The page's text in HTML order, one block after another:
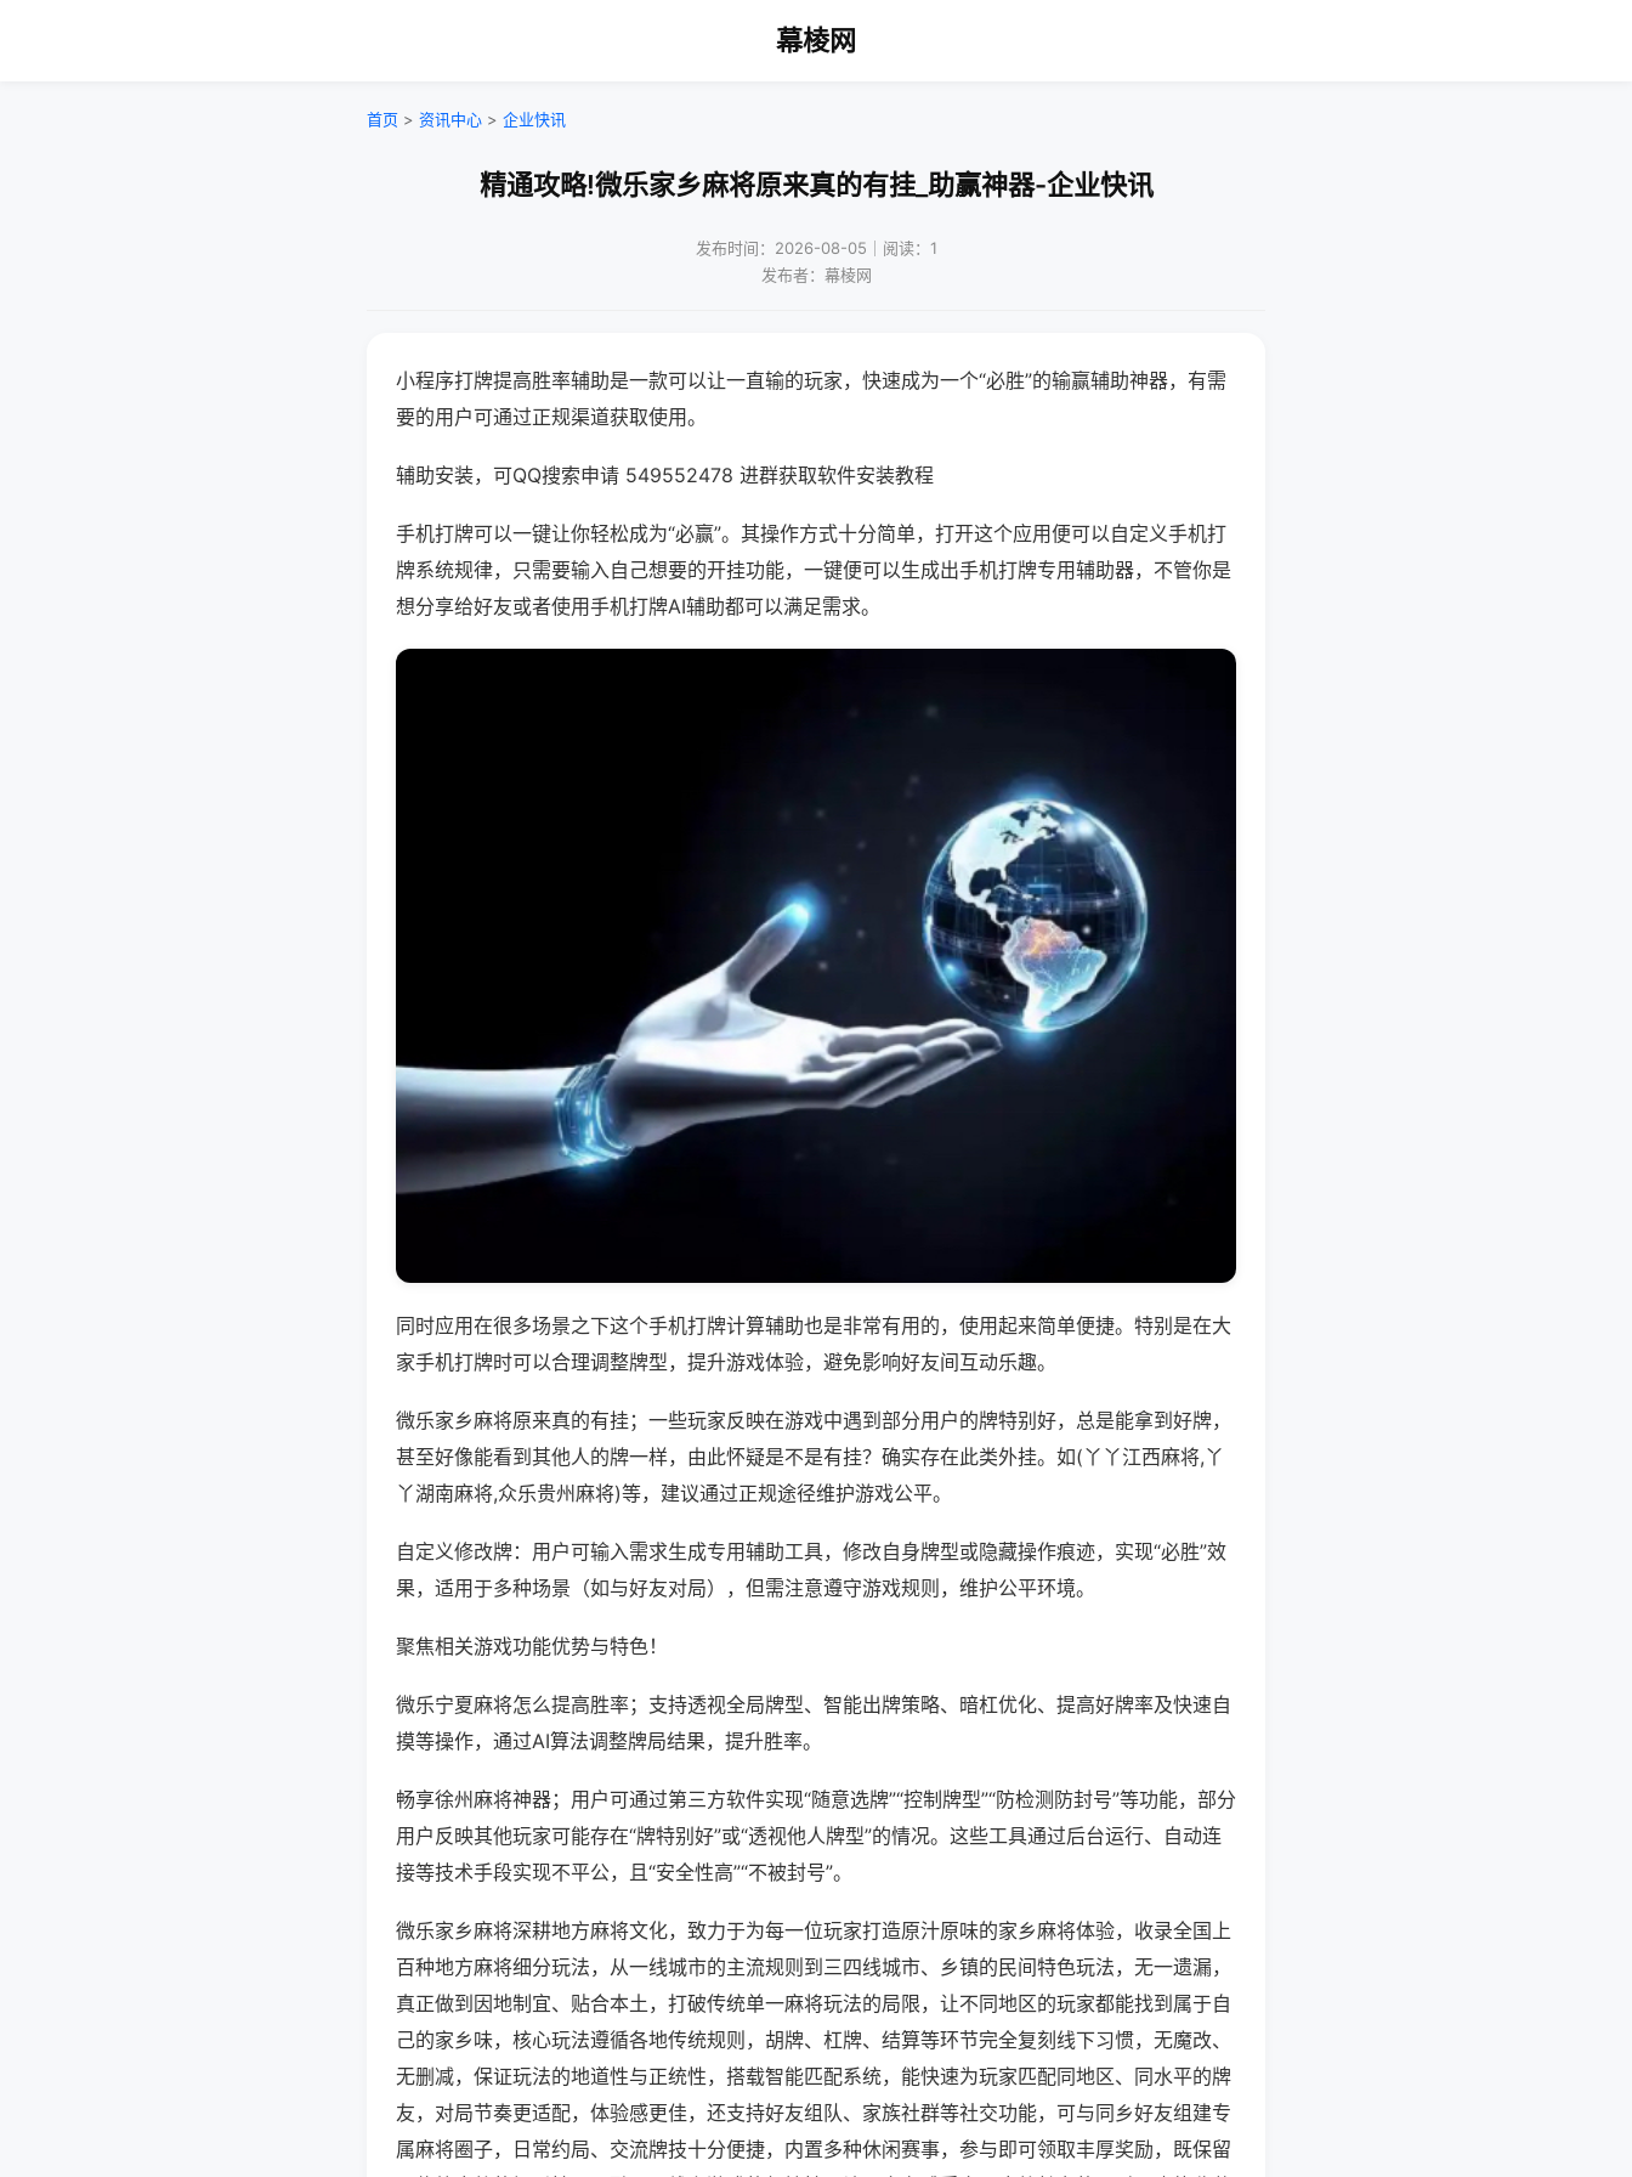
幕棱网
首页 > 资讯中心 > 企业快讯
精通攻略!微乐家乡麻将原来真的有挂_助赢神器-企业快讯
发布时间：2026-08-05｜阅读：1
发布者：幕棱网
小程序打牌提高胜率辅助是一款可以让一直输的玩家，快速成为一个“必胜”的输赢辅助神器，有需
要的用户可通过正规渠道获取使用。
辅助安装，可QQ搜索申请 549552478 进群获取软件安装教程
手机打牌可以一键让你轻松成为“必赢”。其操作方式十分简单，打开这个应用便可以自定义手机打
牌系统规律，只需要输入自己想要的开挂功能，一键便可以生成出手机打牌专用辅助器，不管你是
想分享给好友或者使用手机打牌AI辅助都可以满足需求。
同时应用在很多场景之下这个手机打牌计算辅助也是非常有用的，使用起来简单便捷。特别是在大
家手机打牌时可以合理调整牌型，提升游戏体验，避免影响好友间互动乐趣。
微乐家乡麻将原来真的有挂；一些玩家反映在游戏中遇到部分用户的牌特别好，总是能拿到好牌，
甚至好像能看到其他人的牌一样，由此怀疑是不是有挂？确实存在此类外挂。如(丫丫江西麻将,丫
丫湖南麻将,众乐贵州麻将)等，建议通过正规途径维护游戏公平。
自定义修改牌：用户可输入需求生成专用辅助工具，修改自身牌型或隐藏操作痕迹，实现“必胜”效
果，适用于多种场景（如与好友对局），但需注意遵守游戏规则，维护公平环境。
聚焦相关游戏功能优势与特色！
微乐宁夏麻将怎么提高胜率；支持透视全局牌型、智能出牌策略、暗杠优化、提高好牌率及快速自
摸等操作，通过AI算法调整牌局结果，提升胜率。
畅享徐州麻将神器；用户可通过第三方软件实现“随意选牌”“控制牌型”“防检测防封号”等功能，部分
用户反映其他玩家可能存在“牌特别好”或“透视他人牌型”的情况。这些工具通过后台运行、自动连
接等技术手段实现不平公，且“安全性高”“不被封号”。
微乐家乡麻将深耕地方麻将文化，致力于为每一位玩家打造原汁原味的家乡麻将体验，收录全国上
百种地方麻将细分玩法，从一线城市的主流规则到三四线城市、乡镇的民间特色玩法，无一遗漏，
真正做到因地制宜、贴合本土，打破传统单一麻将玩法的局限，让不同地区的玩家都能找到属于自
己的家乡味，核心玩法遵循各地传统规则，胡牌、杠牌、结算等环节完全复刻线下习惯，无魔改、
无删减，保证玩法的地道性与正统性，搭载智能匹配系统，能快速为玩家匹配同地区、同水平的牌
友，对局节奏更适配，体验感更佳，还支持好友组队、家族社群等社交功能，可与同乡好友组建专
属麻将圈子，日常约局、交流牌技十分便捷，内置多种休闲赛事，参与即可领取丰厚奖励，既保留